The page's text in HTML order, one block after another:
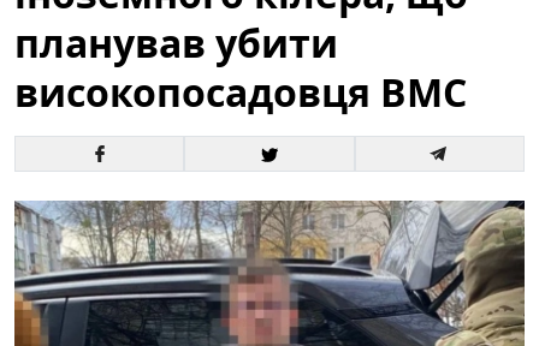
планував убити
високопосадовця ВМС